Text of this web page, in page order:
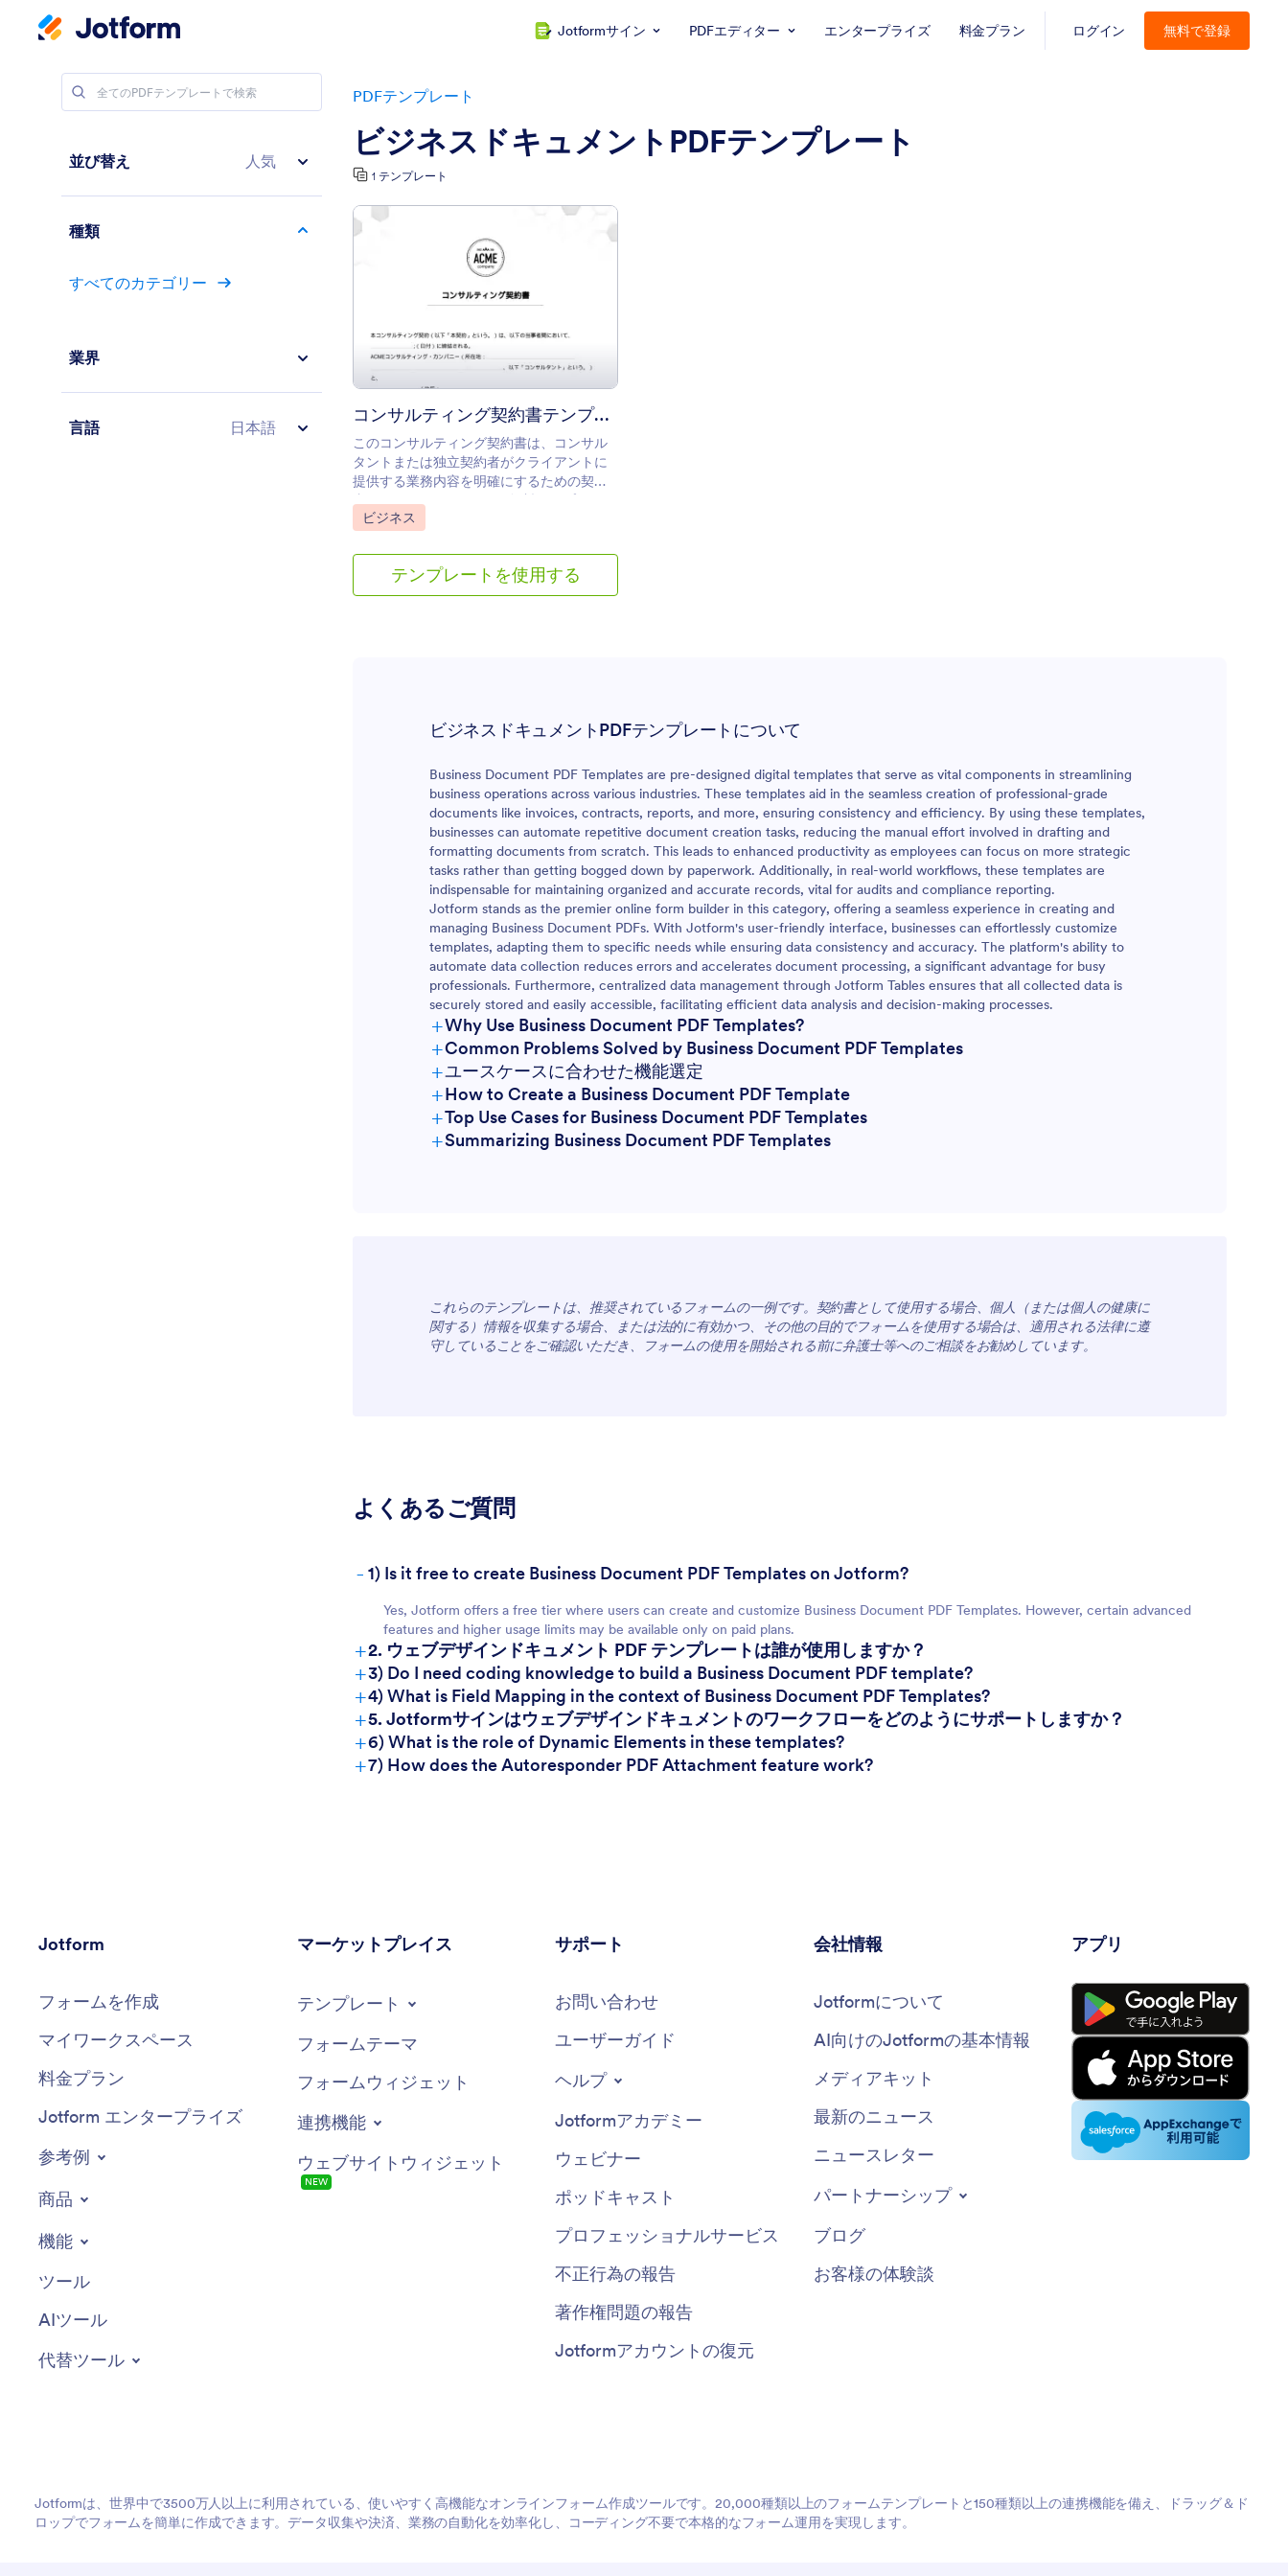
Jotformサイン PDFエディター エンタープライズ 料金プラン ログイン 無料で登録
PDFテンプレート
ビジネスドキュメントPDFテンプレート
1 テンプレート
コンサルティング契約書テンプレート
このコンサルティング契約書は、コンサル
タントまたは独立契約者がクライアントに
提供する業務内容を明確にするための契約
書です。Jotformサインの無料テンプレート
を使えば、業務範囲、報酬・支払い条件、
してあらゆるデバイスから署名をスムーズ
に取得できます。 テンプレートの編集は
ドラッグ＆ドロップで簡単。フォーム項目
カテゴリーへ移動：
ビジネス
テンプレートを使用する
ビジネスドキュメントPDFテンプレートについて
Business Document PDF Templates are pre-designed digital templates that serve as vital components in streamlining
business operations across various industries. These templates aid in the seamless creation of professional-grade
documents like invoices, contracts, reports, and more, ensuring consistency and efficiency. By using these templates,
businesses can automate repetitive document creation tasks, reducing the manual effort involved in drafting and
formatting documents from scratch. This leads to enhanced productivity as employees can focus on more strategic
tasks rather than getting bogged down by paperwork. Additionally, in real-world workflows, these templates are
indispensable for maintaining organized and accurate records, vital for audits and compliance reporting.
Jotform stands as the premier online form builder in this category, offering a seamless experience in creating and
managing Business Document PDFs. With Jotform's user-friendly interface, businesses can effortlessly customize
templates, adapting them to specific needs while ensuring data consistency and accuracy. The platform's ability to
automate data collection reduces errors and accelerates document processing, a significant advantage for busy
professionals. Furthermore, centralized data management through Jotform Tables ensures that all collected data is
securely stored and easily accessible, facilitating efficient data analysis and decision-making processes.
+Why Use Business Document PDF Templates?
+Common Problems Solved by Business Document PDF Templates
+ユースケースに合わせた機能選定
+How to Create a Business Document PDF Template
+Top Use Cases for Business Document PDF Templates
For Managers
For Customers
+Summarizing Business Document PDF Templates
これらのテンプレートは、推奨されているフォームの一例です。契約書として使用する場合、個人（または個人の健康に
関する）情報を収集する場合、または法的に有効かつ、その他の目的でフォームを使用する場合は、適用される法律に遵
守していることをご確認いただき、フォームの使用を開始される前に弁護士等へのご相談をお勧めしています。
よくあるご質問
- 1) Is it free to create Business Document PDF Templates on Jotform?
Yes, Jotform offers a free tier where users can create and customize Business Document PDF Templates. However, certain advanced
features and higher usage limits may be available only on paid plans.
+2. ウェブデザインドキュメント PDF テンプレートは誰が使用しますか？
+3) Do I need coding knowledge to build a Business Document PDF template?
+4) What is Field Mapping in the context of Business Document PDF Templates?
+5. Jotformサインはウェブデザインドキュメントのワークフローをどのようにサポートしますか？
+6) What is the role of Dynamic Elements in these templates?
+7) How does the Autoresponder PDF Attachment feature work?
並び替え 人気
種類
すべてのカテゴリー
業界
言語 日本語
Jotform
フォームを作成
マイワークスペース
料金プラン
Jotform エンタープライズ
参考例
商品
機能
ツール
AIツール
代替ツール
マーケットプレイス
テンプレート
フォームテーマ
フォームウィジェット
連携機能
ウェブサイトウィジェット
NEW
サポート
お問い合わせ
ユーザーガイド
ヘルプ
Jotformアカデミー
ウェビナー
ポッドキャスト
プロフェッショナルサービス
不正行為の報告
著作権問題の報告
Jotformアカウントの復元
会社情報
Jotformについて
AI向けのJotformの基本情報
メディアキット
最新のニュース
ニュースレター
パートナーシップ
ブログ
お客様の体験談
アプリ
Jotformは、世界中で3500万人以上に利用されている、使いやすく高機能なオンラインフォーム作成ツールです。20,000種類以上のフォームテンプレートと150種類以上の連携機能を備え、ドラッグ＆ド
ロップでフォームを簡単に作成できます。データ収集や決済、業務の自動化を効率化し、コーディング不要で本格的なフォーム運用を実現します。